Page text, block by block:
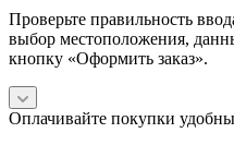
Проверьте правильность
выбор местоположения,
кнопку «Оформить заказ».
Оплачивайте покупки